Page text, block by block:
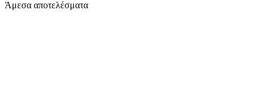
Άμεσα αποτελέσματα